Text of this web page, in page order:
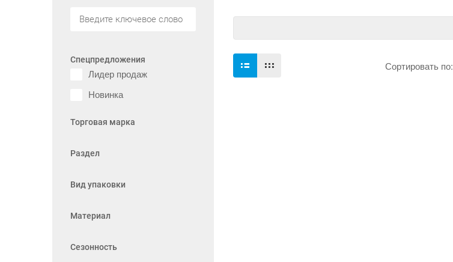
Спецпредложения
Лидер продаж
Новинка
Торговая марка
Раздел
Вид упаковки
Материал
Сезонность
Сортировать по: